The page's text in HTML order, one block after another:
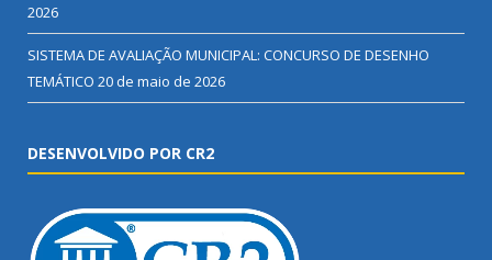
2026
SISTEMA DE AVALIAÇÃO MUNICIPAL: CONCURSO DE DESENHO
TEMÁTICO 20 de maio de 2026
DESENVOLVIDO POR CR2